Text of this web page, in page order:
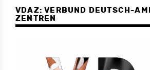
VDAZ: VERBUND DEUTSCH-
ZENTREN